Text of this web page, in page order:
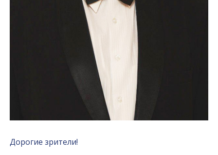
Дорогие зрители!